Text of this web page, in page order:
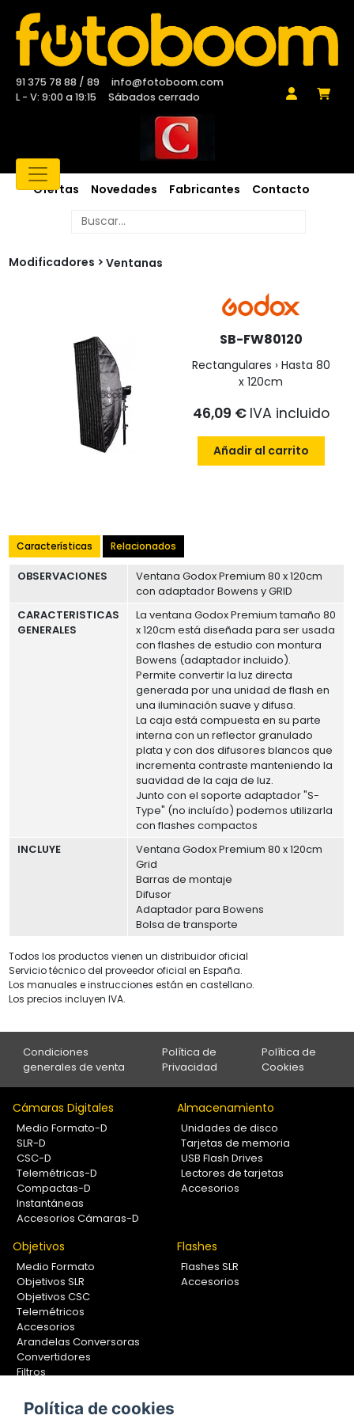
91 375 78 88 / 89
info@fotoboom.com
L - V: 9:00 a 19:15
Sábados cerrado
Ofertas Novedades Fabricantes Contacto
Modificadores Ventanas
SB-FW80120
Rectangulares › Hasta 80
x 120cm
46,09 € IVA incluido
Añadir al carrito
Características Relacionados
OBSERVACIONES
Ventana Godox Premium 80 x 120cm
con adaptador Bowens y GRID
CARACTERISTICAS
GENERALES
La ventana Godox Premium tamaño 80
x 120cm está diseñada para ser usada
con flashes de estudio con montura
Bowens (adaptador incluido).
Permite convertir la luz directa
generada por una unidad de flash en
una iluminación suave y difusa.
La caja está compuesta en su parte
interna con un reflector granulado
plata y con dos difusores blancos que
incrementa contraste manteniendo la
suavidad de la caja de luz.
Junto con el soporte adaptador "S-
Type" (no incluído) podemos utilizarla
con flashes compactos
INCLUYE
Ventana Godox Premium 80 x 120cm
Grid
Barras de montaje
Difusor
Adaptador para Bowens
Bolsa de transporte
Todos los productos vienen un distribuidor oficial
Servicio técnico del proveedor oficial en España.
Los manuales e instrucciones están en castellano.
Los precios incluyen IVA.
Condiciones
generales de venta
Política de
Privacidad
Política de
Cookies
Cámaras Digitales
Medio Formato-D
SLR-D
CSC-D
Telemétricas-D
Compactas-D
Instantáneas
Accesorios Cámaras-D
Almacenamiento
Unidades de disco
Tarjetas de memoria
USB Flash Drives
Lectores de tarjetas
Accesorios
Objetivos
Medio Formato
Objetivos SLR
Objetivos CSC
Telemétricos
Accesorios
Arandelas Conversoras
Convertidores
Filtros
Calibradores
Flashes
Flashes SLR
Accesorios
Política de cookies